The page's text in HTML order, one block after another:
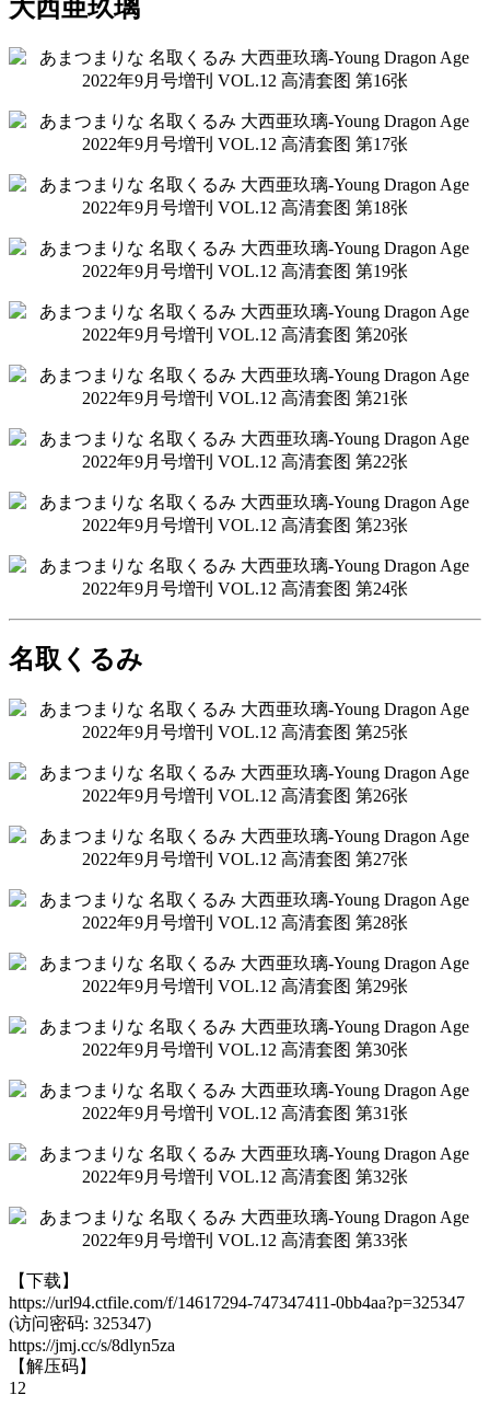
大西亜玖璃
名取くるみ
【下载】
https://url94.ctfile.com/f/14617294-747347411-0bb4aa?p=325347
(访问密码: 325347)
https://jmj.cc/s/8dlyn5za
【解压码】
12